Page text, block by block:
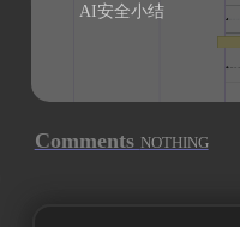
AI安全小结
Comments NOTHING